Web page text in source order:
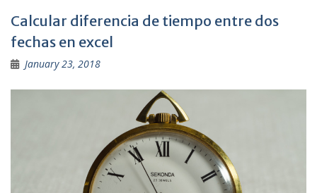
Calcular diferencia de tiempo entre dos
fechas en excel
January 23, 2018